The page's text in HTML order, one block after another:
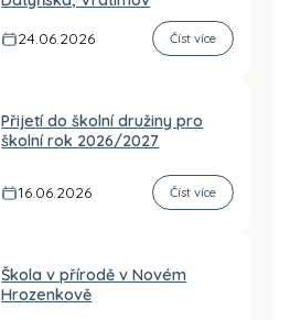
24.06.2026
Číst více
Přijetí do školní družiny pro
školní rok 2026/2027
16.06.2026 Číst více
Škola v přírodě v Novém
Hrozenkově